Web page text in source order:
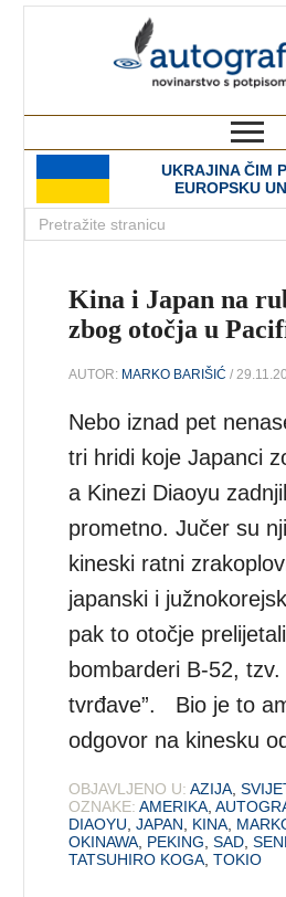
UKRAJINA ČIM
EUROPSKU
Kina i Japan na
zbog otočja u
AUTOR: MARKO BARIŠIĆ /
Nebo iznad pet
tri hridi koje Japanci
a Kinezi Diaoyu
prometno. Jučer su
kineski ratni
japanski i
pak to otočje
bombarderi B-52, tzv.
tvrđave”. Bio je to
odgovor na kinesku
OBJAVLJENO U: AZIJA ,
OZNAKE: AMERIKA ,
DIAOYU ,JAPAN KINA
OKINAWA PEKING ,SAD ,
TATSUHIRO KOGA ,TOKIO